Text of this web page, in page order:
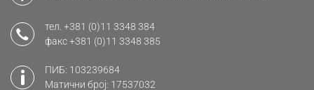
тел. +381 (0)11 3348 384
факс+381 (0)11 3348 385
ПИБ: 103239684
Матични број: 17537032